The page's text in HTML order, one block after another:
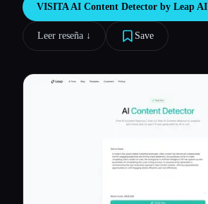
Comparar herramientas
VISITAAI Content Detector by Leap AI
Leer reseña ↓︎ Save